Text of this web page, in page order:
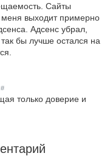
Сайты
выходит примерно
Адсенс убрал,
бы лучше остался на
#
только доверие и